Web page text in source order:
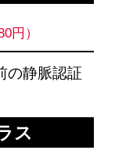
円）
の静脈認証
ス